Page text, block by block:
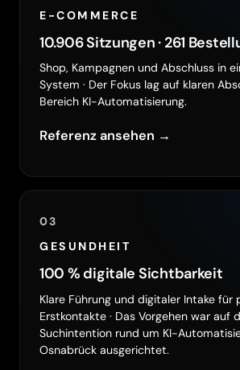
E-COMMERCE
10.906 Sitzungen · 261
Shop, Kampagnen und Abschluss in
System · Der Fokus lag auf klaren
Bereich KI-Automatisierung.
Referenz ansehen →
03
GESUNDHEIT
100 % digitale Sichtbarkeit
Klare Führung und digitaler Intake für
Erstkontakte · Das Vorgehen war auf
Suchintention rund um KI-
Osnabrück ausgerichtet.